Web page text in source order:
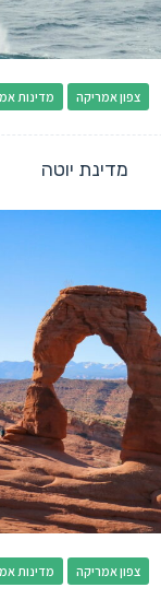
מדינות צפון אמריקה
מדינת יוטה
מדינות צפון אמריקה